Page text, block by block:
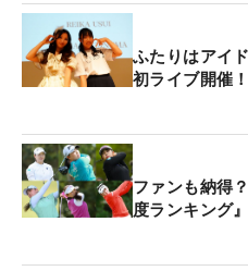
ふたりはアイ
初ライブ開催
ファンも納得
度ランキング』